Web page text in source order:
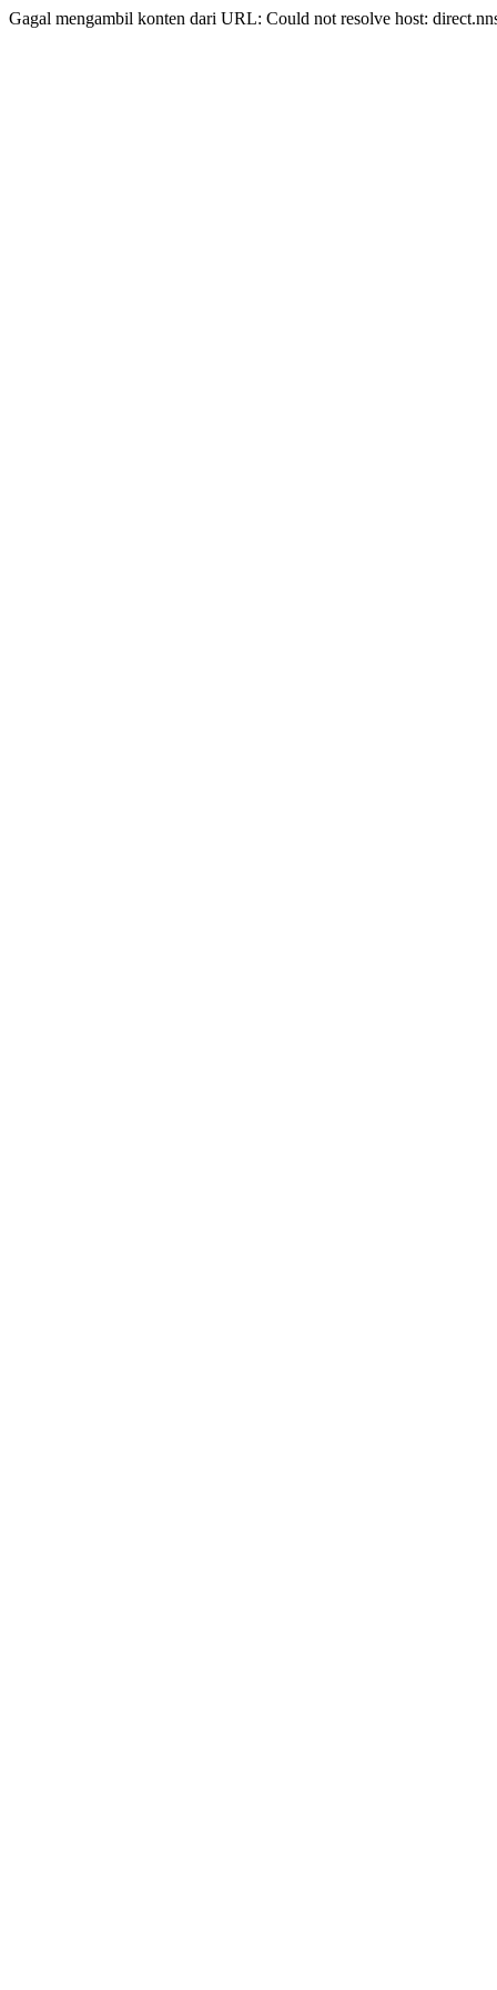
Gagal mengambil konten dari URL: Could not resolve host: